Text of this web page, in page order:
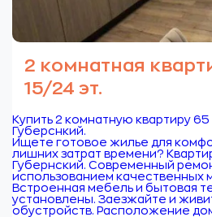
2 комнатная
15/24 эт.
Купить 2 комнатную квартиру
Губерснкий.
Ищете готовое жилье для
лишних затрат времени?
Губернский. Современный
использованием качественных
Встроенная мебель и бытовая
установлены. Заезжайте и
обустройств. Расположение